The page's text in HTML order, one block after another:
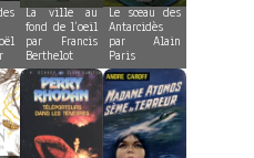
La ville au
fond de l’oeil
par Francis
Berthelot
Le sceau des
Antarcidès
par Alain
Paris